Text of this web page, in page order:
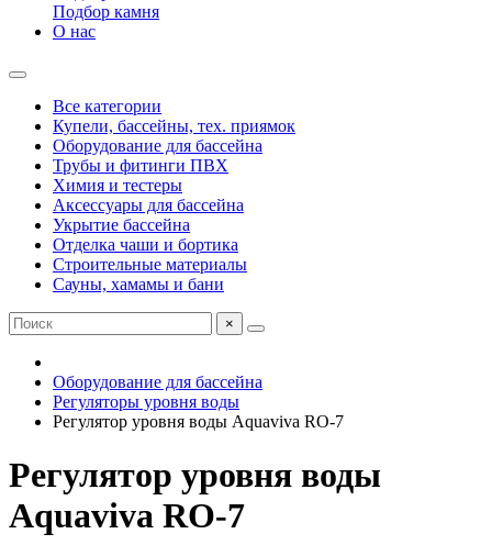
Подбор камня
О нас
Все категории
Купели, бассейны, тех. приямок
Оборудование для бассейна
Трубы и фитинги ПВХ
Химия и тестеры
Аксессуары для бассейна
Укрытие бассейна
Отделка чаши и бортика
Строительные материалы
Сауны, хамамы и бани
×
Оборудование для бассейна
Регуляторы уровня воды
Регулятор уровня воды Aquaviva RO-7
Регулятор уровня воды
Aquaviva RO-7